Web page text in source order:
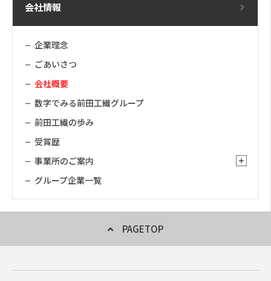
会社情報
企業理念
ごあいさつ
会社概要
数字でみる前田工繊グループ
前田工繊の歩み
受賞歴
事業所のご案内
グループ企業一覧
PAGETOP